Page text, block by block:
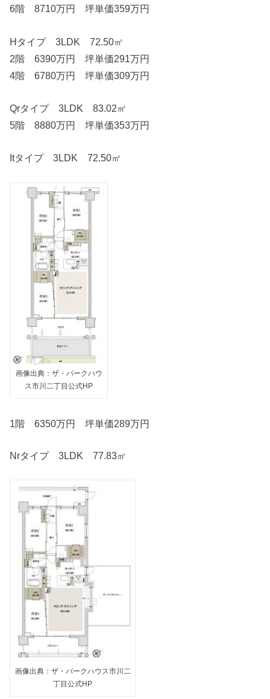
6階 8710万円 坪単価359万円
Hタイプ 3LDK 72.50㎡
2階 6390万円 坪単価291万円
4階 6780万円 坪単価309万円
Qrタイプ 3LDK 83.02㎡
5階 8880万円 坪単価353万円
Itタイプ 3LDK 72.50㎡
画像出典：ザ・パークハウ
ス市川二丁目公式HP
1階 6350万円 坪単価289万円
Nrタイプ 3LDK 77.83㎡
画像出典：ザ・パークハウス市川二
丁目公式HP